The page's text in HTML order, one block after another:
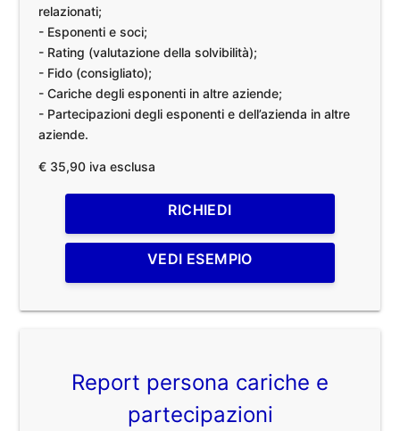
relazionati;
- Esponenti e soci;
- Rating (valutazione della solvibilità);
- Fido (consigliato);
- Cariche degli esponenti in altre aziende;
- Partecipazioni degli esponenti e dell’azienda in altre
aziende.
€ 35,90 iva esclusa
RICHIEDI
VEDI ESEMPIO
Report persona cariche e
partecipazioni